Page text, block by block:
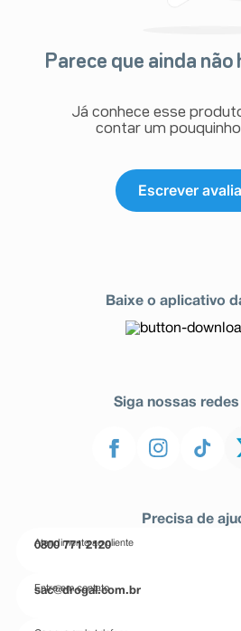
Parece que ainda não
Já conhece esse
contar um
Escrever
Baixe o aplicativo
Siga nossas
Precisa de
Atendimento ao cliente
0800 771 2120
Entre em contato
sac@drogal.com.br